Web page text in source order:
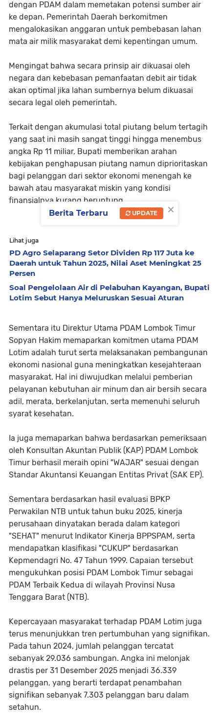
dengan PDAM dalam memetakan potensi sumber air
ke depan. Pemerintah Daerah berkomitmen
mengalokasikan anggaran untuk pembebasan lahan
mata air milik masyarakat demi kepentingan umum.
Mengingat bahwa secara prinsip air dikuasai oleh
negara dan kebebasan pemanfaatan debit air tidak
akan optimal jika lahan sumbernya belum dikuasai
secara legal oleh pemerintah.
​Terkait dengan akumulasi total piutang belum tertagih
yang saat ini masih sangat tinggi hingga menembus
angka Rp 11 miliar, Bupati memberikan arahan
kebijakan penghapusan piutang namun diprioritaskan
bagi pelanggan dari sektor ekonomi menengah ke
bawah atau masyarakat miskin yang kondisi
finansialnya kurang beruntung.
Lihat juga
PD Agro Selaparang Setor Dividen Rp 117 Juta ke
Daerah untuk Tahun 2025, Nilai Aset Meningkat 25
Persen
Soal Pengelolaan Air di Pelabuhan Kayangan, Bupati
Lotim Sebut Hanya Meluruskan Sesuai Aturan
Sementara itu Direktur Utama PDAM Lombok Timur
Sopyan Hakim memaparkan komitmen utama PDAM
Lotim adalah turut serta melaksanakan pembangunan
ekonomi nasional guna meningkatkan kesejahteraan
masyarakat. Hal ini diwujudkan melalui pemberian
pelayanan kebutuhan air minum dan air bersih secara
adil, merata, berkelanjutan, serta memenuhi seluruh
syarat kesehatan.
Ia juga memaparkan bahwa berdasarkan pemeriksaan
oleh Konsultan Akuntan Publik (KAP) PDAM Lombok
Timur berhasil meraih opini "WAJAR" sesuai dengan
Standar Akuntansi Keuangan Entitas Privat (SAK EP).
Sementara berdasarkan hasil evaluasi BPKP
Perwakilan NTB untuk tahun buku 2025, kinerja
perusahaan dinyatakan berada dalam kategori
"SEHAT" menurut Indikator Kinerja BPPSPAM, serta
mendapatkan klasifikasi "CUKUP" berdasarkan
Kepmendagri No. 47 Tahun 1999. Capaian tersebut
mengukuhkan posisi PDAM Lombok Timur sebagai
PDAM Terbaik Kedua di wilayah Provinsi Nusa
Tenggara Barat (NTB).
Kepercayaan masyarakat terhadap PDAM Lotim juga
terus menunjukkan tren pertumbuhan yang signifikan.
Pada tahun 2024, jumlah pelanggan tercatat
sebanyak 29.036 sambungan. Angka ini melonjak
drastis per 31 Desember 2025 menjadi 36.339
pelanggan, yang berarti terdapat penambahan
signifikan sebanyak 7.303 pelanggan baru dalam
setahun.
×
Berita Terbaru UPDATE